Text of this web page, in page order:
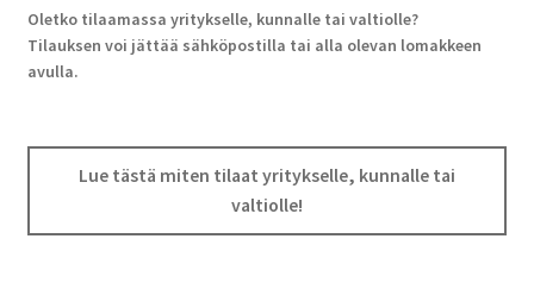
Oletko tilaamassa yritykselle, kunnalle tai valtiolle?
Tilauksen voi jättää sähköpostilla tai alla olevan lomakkeen
avulla.
Lue tästä miten tilaat yritykselle, kunnalle tai
valtiolle!